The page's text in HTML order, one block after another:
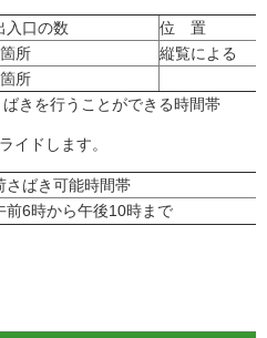
入口の数
位 置
所
縦覧による
所
きを行うことができる時間帯
イドします。
さばき可能時間帯
前6時から午後10時まで